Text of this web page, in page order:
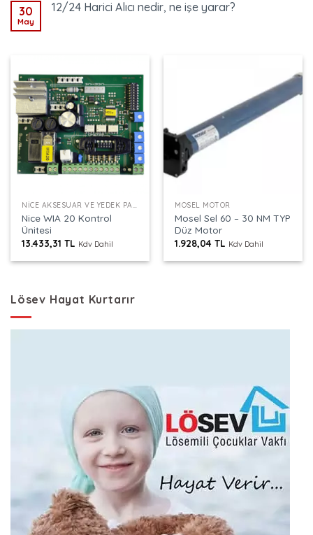
30
May
12/24 Harici Alıcı nedir, ne işe yarar?
NICE AKSESUAR VE YEDEK PARÇALAR
Nice WIA 20 Kontrol
Ünitesi
13.433,31TL Kdv Dahil
MOSEL MOTOR
Mosel Sel 60 – 30 NM TYP
Düz Motor
1.928,04TL Kdv Dahil
Lösev Hayat Kurtarır